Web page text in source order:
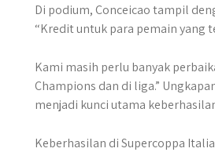
Di podium, Conceicao tampil
“Kredit untuk para pemain yang
Kami masih perlu banyak
Champions dan di liga.”
menjadi kunci utama
Keberhasilan di Supercoppa